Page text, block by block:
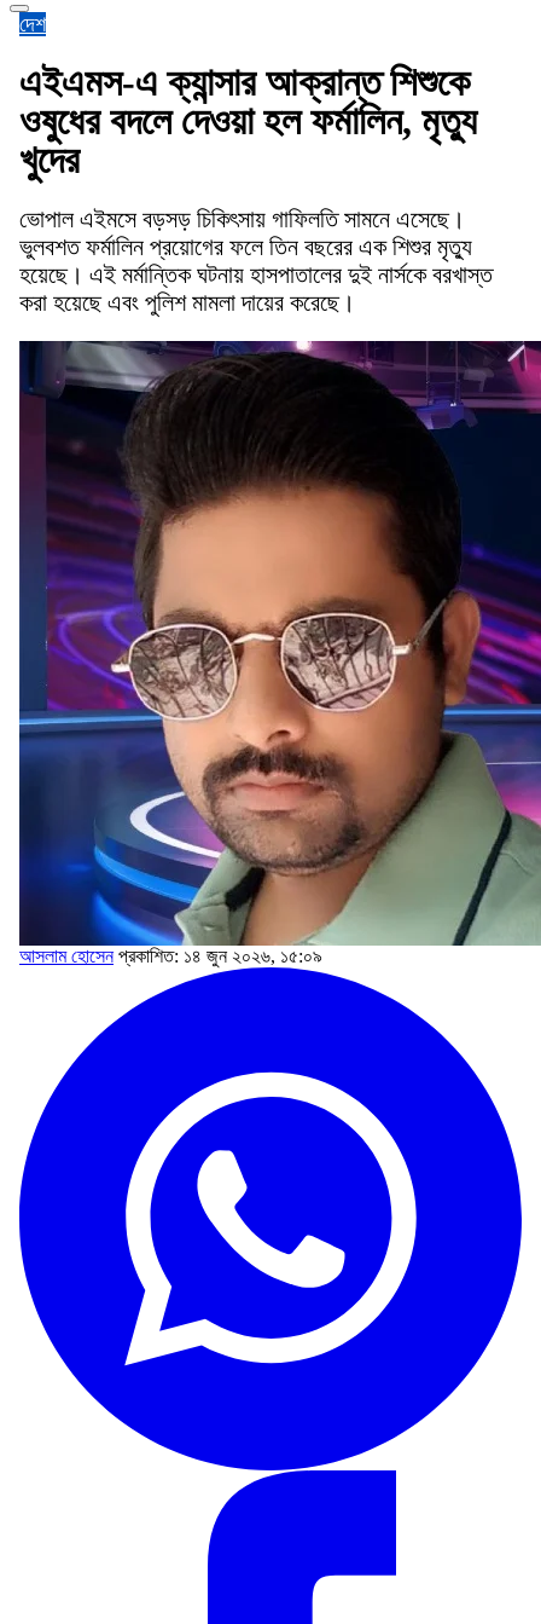
দেশ
এইএমস-এ ক্যান্সার আক্রান্ত শিশুকে
ওষুধের বদলে দেওয়া হল ফর্মালিন, মৃত্যু
খুদের
ভোপাল এইমসে বড়সড় চিকিৎসায় গাফিলতি সামনে এসেছে।
ভুলবশত ফর্মালিন প্রয়োগের ফলে তিন বছরের এক শিশুর মৃত্যু
হয়েছে। এই মর্মান্তিক ঘটনায় হাসপাতালের দুই নার্সকে বরখাস্ত
করা হয়েছে এবং পুলিশ মামলা দায়ের করেছে।
আসলাম হোসেন প্রকাশিত: ১৪ জুন ২০২৬, ১৫:০৯